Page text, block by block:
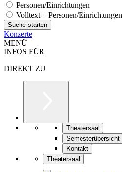
Personen/Einrichtungen
Volltext + Personen/Einrichtungen
Konzerte
MENÜ
INFOS FÜR
DIREKT ZU
Theatersaal
Semesterübersicht
Kontakt
Theatersaal